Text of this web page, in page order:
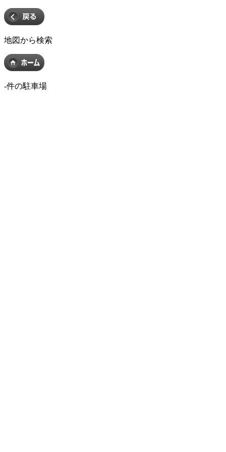
地図から検索
-件の駐車場